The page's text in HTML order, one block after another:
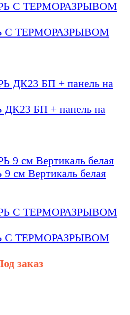
С ТЕРМОРАЗРЫВОМ
БП + панель на
Вертикаль белая
С ТЕРМОРАЗРЫВОМ
заказ